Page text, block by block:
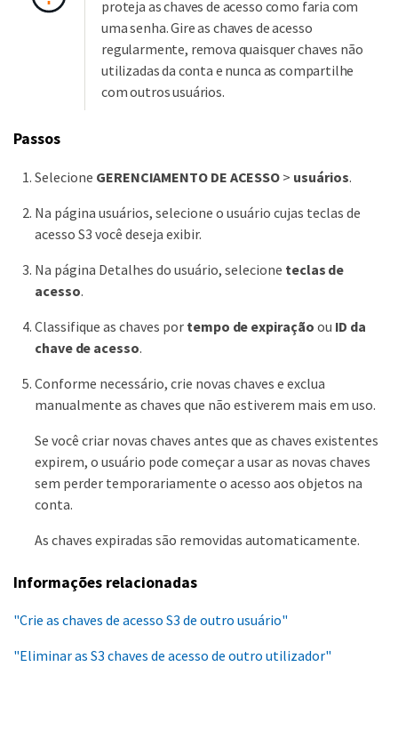
proteja as chaves de acesso como faria com
uma senha. Gire as chaves de acesso
regularmente, remova quaisquer chaves não
utilizadas da conta e nunca as compartilhe
com outros usuários.
Passos
Selecione GERENCIAMENTO DE ACESSO > usuários.
Na página usuários, selecione o usuário cujas teclas de
acesso S3 você deseja exibir.
Na página Detalhes do usuário, selecione teclas de
acesso.
Classifique as chaves por tempo de expiração ou ID da
chave de acesso.
Conforme necessário, crie novas chaves e exclua
manualmente as chaves que não estiverem mais em uso.
Se você criar novas chaves antes que as chaves existentes
expirem, o usuário pode começar a usar as novas chaves
sem perder temporariamente o acesso aos objetos na
conta.
As chaves expiradas são removidas automaticamente.
Informações relacionadas
"Crie as chaves de acesso S3 de outro usuário"
"Eliminar as S3 chaves de acesso de outro utilizador"